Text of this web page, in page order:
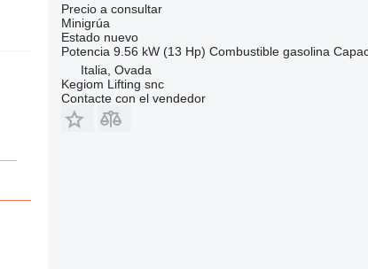
Precio a consultar
Minigrúa
Estadonuevo
Potencia 9.56 kW (13 Hp) Combustible gasolina
Italia, Ovada
Kegiom Lifting snc
Contacte con el vendedor